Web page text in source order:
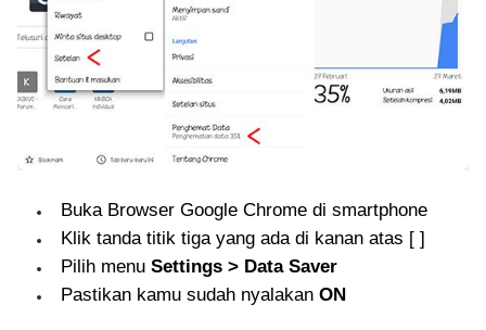
Buka Browser Google Chrome di smartphone
Klik tanda titik tiga yang ada di kanan atas [ ]
Pilih menu Settings > Data Saver
Pastikan kamu sudah nyalakan ON